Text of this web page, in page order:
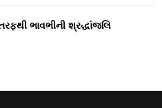
ભાવભીની શ્રદ્ધાંજલિ